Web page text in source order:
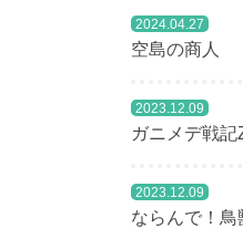
2024.04.27
空島の商人
2023.12.09
ガニメデ戦記
2023.12.09
ならんで！鳥